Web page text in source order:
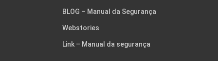
BLOG – Manual da Segurança
Webstories
Link – Manual da segurança